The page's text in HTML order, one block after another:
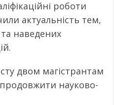
роботи
актуальність тем,
наведених
двом магістрантам
науково-